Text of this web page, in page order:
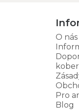
O nás
Pro
Blog